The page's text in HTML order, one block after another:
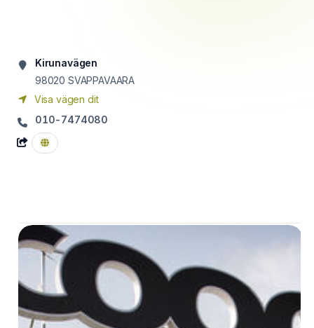
Kirunavägen
98020 SVAPPAVAARA
Visa vägen dit
010-7474080